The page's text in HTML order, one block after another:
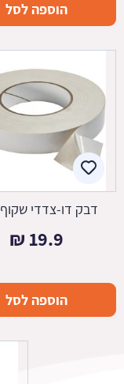
הוספה לסל
דבק דו-צדדי שקוף 3 מ'
19.9
₪
הוספה לסל